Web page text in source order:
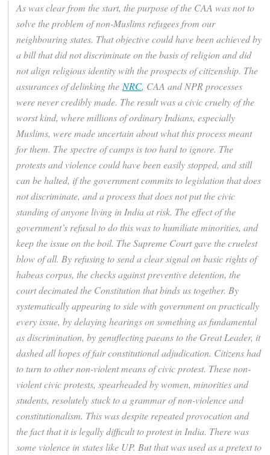
As was clear from the start, the purpose of the CAA was not to
solve the problem of non-Muslims refugees from our
neighbouring states. That objective could have been achieved by
a bill that did not discriminate on the basis of religion and did
not align religious identity with the prospects of citizenship. The
assurances of delinking the NRC, CAA and NPR processes
were never credibly made. The result was a civic cruelty of the
worst kind, where millions of ordinary Indians, especially
Muslims, were made uncertain about what this process meant
for them. The spectre of camps is too hard to ignore. The
protests and violence could have been easily stopped, and still
can be halted, if the government commits to legislation that does
not discriminate, and a process that does not put the civic
standing of anyone living in India at risk. The effect of the
government’s refusal to do this was to humiliate minorities, and
keep the issue on the boil. The Supreme Court gave the cruelest
blow of all. By refusing to send a clear signal on basic rights of
habeas corpus, the checks against preventive detention, the
court decimated the Constitution that binds us together. By
systematically appearing to side with government on practically
every issue, by delaying hearings on something as fundamental
as discrimination, by genuflecting paeans to the Great Leader, it
dashed all hopes of fair constitutional adjudication. Citizens had
to turn to other non-violent means of civic protest. These non-
violent civic protests, spearheaded by women, minorities and
students, resolutely stuck to a grammar of non-violence and
constitutionalism. This was despite repeated provocation and
the fact that it is legally difficult to protest in India. There was
some violence in states like UP. But that was used as a pretext to